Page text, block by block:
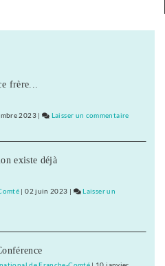
frère...
2023| Laisser un commentaire
cherche
existe déjà
|02 juin 2023 |
Laisser un